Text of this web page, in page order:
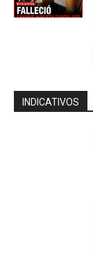
INDICATIVOS